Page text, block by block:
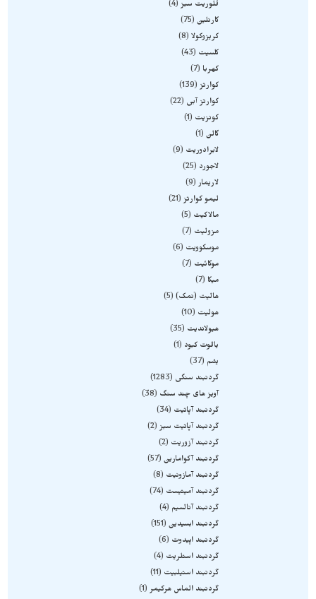
فلوریت سبز 4
کارنلین 75
کریزوکولا
8
کلسیت
43
کهربا
7
کوارتز 139
کوارتز آبی
22
کونزیت
1
گالن 1
لابرادوریت
9
لاجورد
25
لاریمار 9
لیمو کوارتز 21
مالاکیت
5
مزولیت
7
موسکوویت
6
موکائیت
7
میکا
7
هالیت (نمک) 5
هولیت
10
هیولاندیت
35
یاقوت کبود
1
یشم
37
گردنبند سنگی
1283
آویز های چند سنگ
38
گردنبند آپاتیت
34
گردنبند آپاتیت سبز 2
گردنبند آزوریت
2
گردنبند آکوامارین 57
گردنبند آمازونیت
8
گردنبند آمیتیست
74
گردنبند آنالسیم
4
گردنبند ابسیدین 151
گردنبند اپیدوت
6
گردنبند استلریت
4
گردنبند استیلبیت
11
گردنبند الماس هرکیمر 1